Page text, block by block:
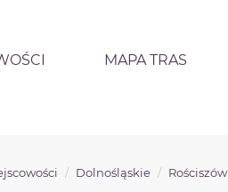
MAPA TRAS
Dolnośląskie Rościszów